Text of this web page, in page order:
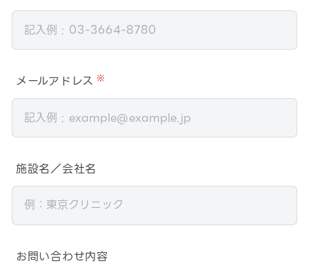
メールアドレス ※
施設名／会社名
お問い合わせ内容